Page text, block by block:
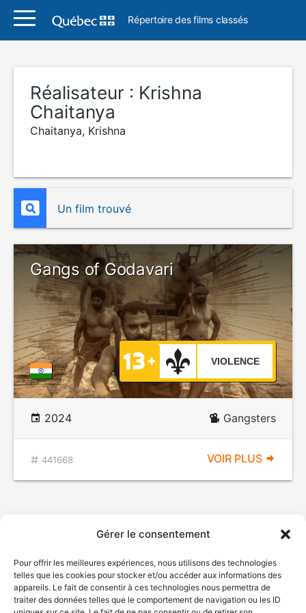
Gérer le consentement
Pour offrir les meilleures expériences, nous utilisons des technologies
telles que les cookies pour stocker et/ou accéder aux informations des
appareils. Le fait de consentir à ces technologies nous permettra de
traiter des données telles que le comportement de navigation ou les ID
Répertoire des films classés
Réalisateur : Krishna
Chaitanya
Chaitanya, Krishna
Un film trouvé
Gangs of Godavari
VIOLENCE
2024 Gangsters
441668 VOIR PLUS